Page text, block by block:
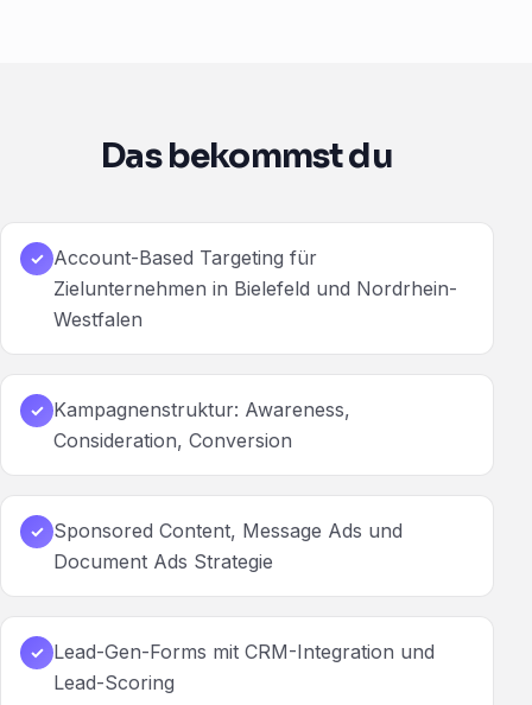
Das bekommst du
✓ Account-Based Targeting für
Zielunternehmen in Bielefeld und Nordrhein-
Westfalen
✓ Kampagnenstruktur: Awareness,
Consideration, Conversion
✓ Sponsored Content, Message Ads und
Document Ads Strategie
✓ Lead-Gen-Forms mit CRM-Integration und
Lead-Scoring